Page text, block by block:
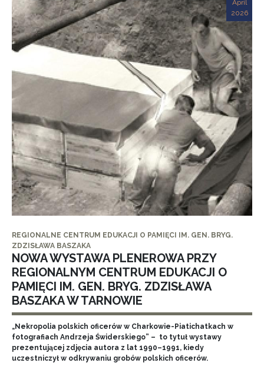
April
2026
REGIONALNE CENTRUM EDUKACJI O PAMIĘCI IM. GEN. BRYG.
ZDZISŁAWA BASZAKA
NOWA WYSTAWA PLENEROWA PRZY
REGIONALNYM CENTRUM EDUKACJI O
PAMIĘCI IM. GEN. BRYG. ZDZISŁAWA
BASZAKA W TARNOWIE
„Nekropolia polskich oficerów w Charkowie-Piatichatkach w
fotografiach Andrzeja Świderskiego” – to tytuł wystawy
prezentującej zdjęcia autora z lat 1990–1991, kiedy
uczestniczył w odkrywaniu grobów polskich oficerów.